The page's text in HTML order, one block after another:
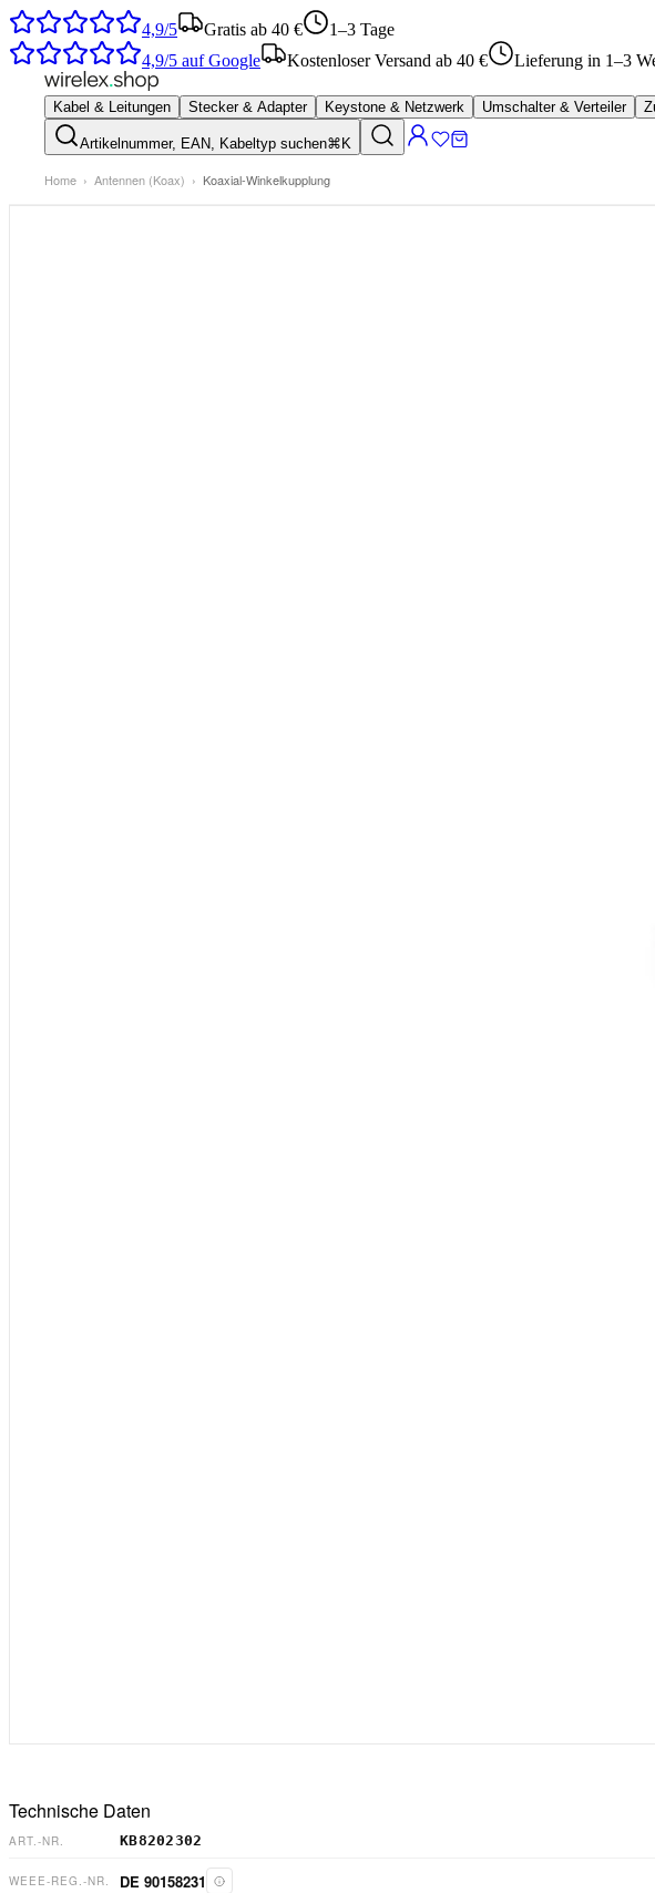
4,9/5 Gratis ab 40 €
1–3 Tage
4,9/5 auf Google Kostenloser Versand ab 40 € Lieferung in 1–3
Kabel & Leitungen Stecker & Adapter Keystone & Netzwerk Umschalter & Verteiler
Artikelnummer, EAN, Kabeltyp suchen⌘K
Home › Antennen (Koax) › Koaxial-Winkelkupplung
Technische Daten
ART.-NR. KB8202302
WEEE-REG.-NR. DE 90158231